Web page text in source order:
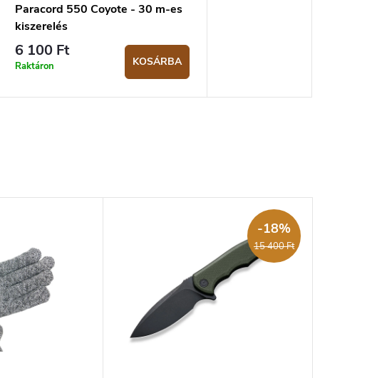
Paracord 550 Coyote - 30 m-es
kiszerelés
6 100 Ft
Raktáron KOSÁRBA
15 400 Ft
-18%